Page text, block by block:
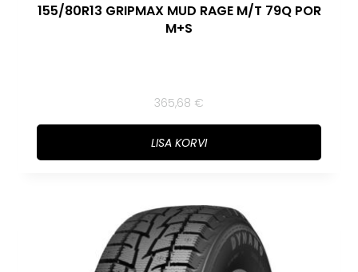
155/80R13 GRIPMAX MUD RAGE M/T 79Q POR
M+S
365,68 €
LISA KORVI